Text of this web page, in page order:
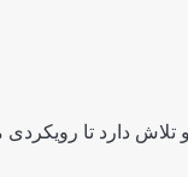
تا رویکردی